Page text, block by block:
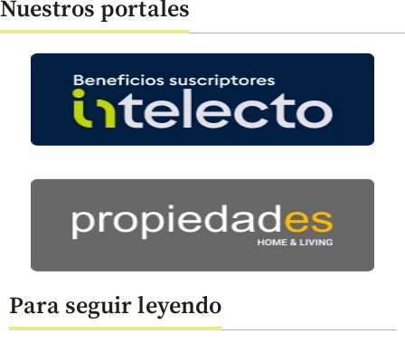
Nuestros portales
Para seguir leyendo